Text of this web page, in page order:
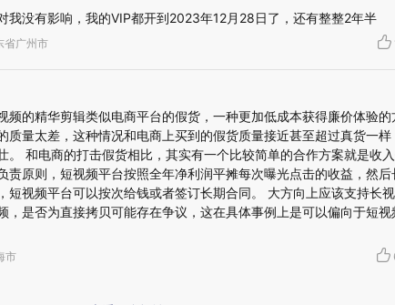
我没有影响，我的VIP都开到2023年12月28日了，还有整整2年半
省广州市
频的精华剪辑类似电商平台的假货，一种更加低成本获得廉价体验的
质量太差，这种情况和电商上买到的假货质量接近甚至超过真货一样
。 和电商的打击假货相比，其实有一个比较简单的合作方案就是收
责原则，短视频平台按照全年净利润平摊每次曝光点击的收益，然后
短视频平台可以按次给钱或者签订长期合同。 大方向上应该支持长视
，是否为直接拷贝可能存在争议，这在具体事例上是可以偏向于短视
市